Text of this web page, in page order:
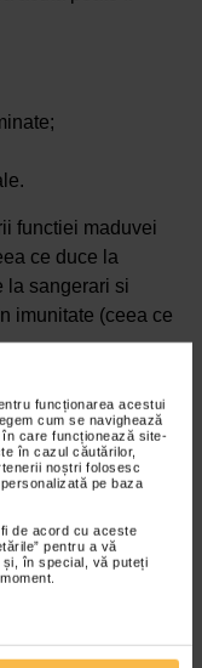
funcționarea acestui
cum se navighează
care funcționează site-
în cazul căutărilor,
noștri folosesc
pe baza
de acord cu aceste
pentru a vă
și, în special, vă puteți
functiei maduvei
ce duce la
la sangerari si
imunitate (ceea ce